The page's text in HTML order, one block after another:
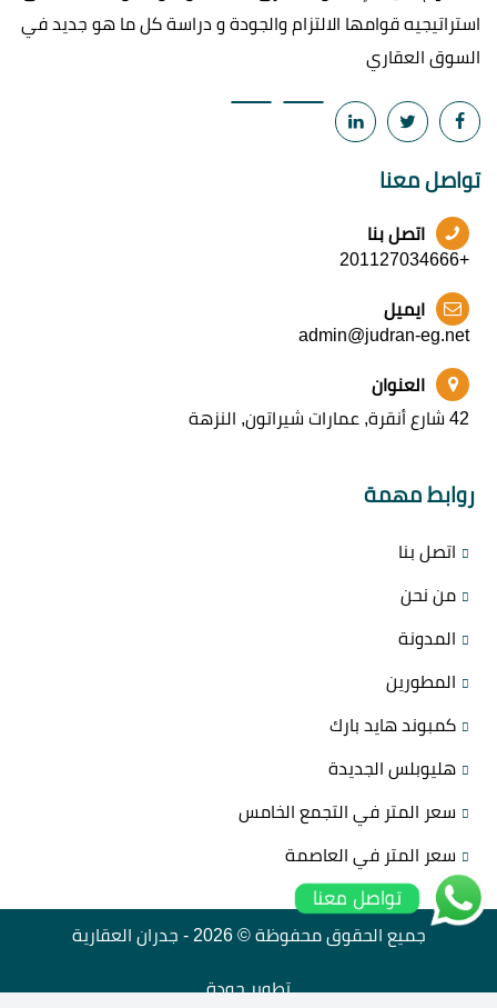
استراتيجيه قوامها الالتزام والجودة و دراسة كل ما هو جديد في
السوق العقاري
تواصل معنا
اتصل بنا
+201127034666
ايميل
admin@judran-eg.net
العنوان
42 شارع أنقرة, عمارات شيراتون, النزهة
روابط مهمة
اتصل بنا
من نحن
المدونة
المطورين
كمبوند هايد بارك
هليوبلس الجديدة
سعر المتر في التجمع الخامس
سعر المتر في العاصمة
جميع الحقوق محفوظة © 2026 - جدران العقارية
تطويرجودة
تواصل معنا